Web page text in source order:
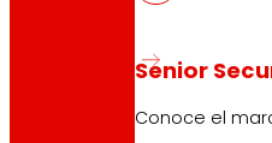
Senior
Conoce el